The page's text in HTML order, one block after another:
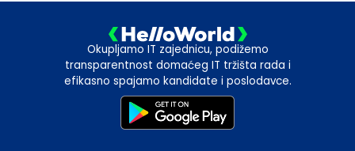
Okupljamo IT zajednicu, podižemo
transparentnost domaćeg IT tržišta rada i
efikasno spajamo kandidate i poslodavce.